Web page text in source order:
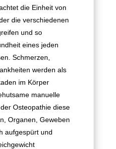
die Einheit von
die verschiedenen
und so
eines jeden
Schmerzen,
werden als
im Körper
manuelle
Osteopathie diese
Organen, Geweben
aufgespürt und